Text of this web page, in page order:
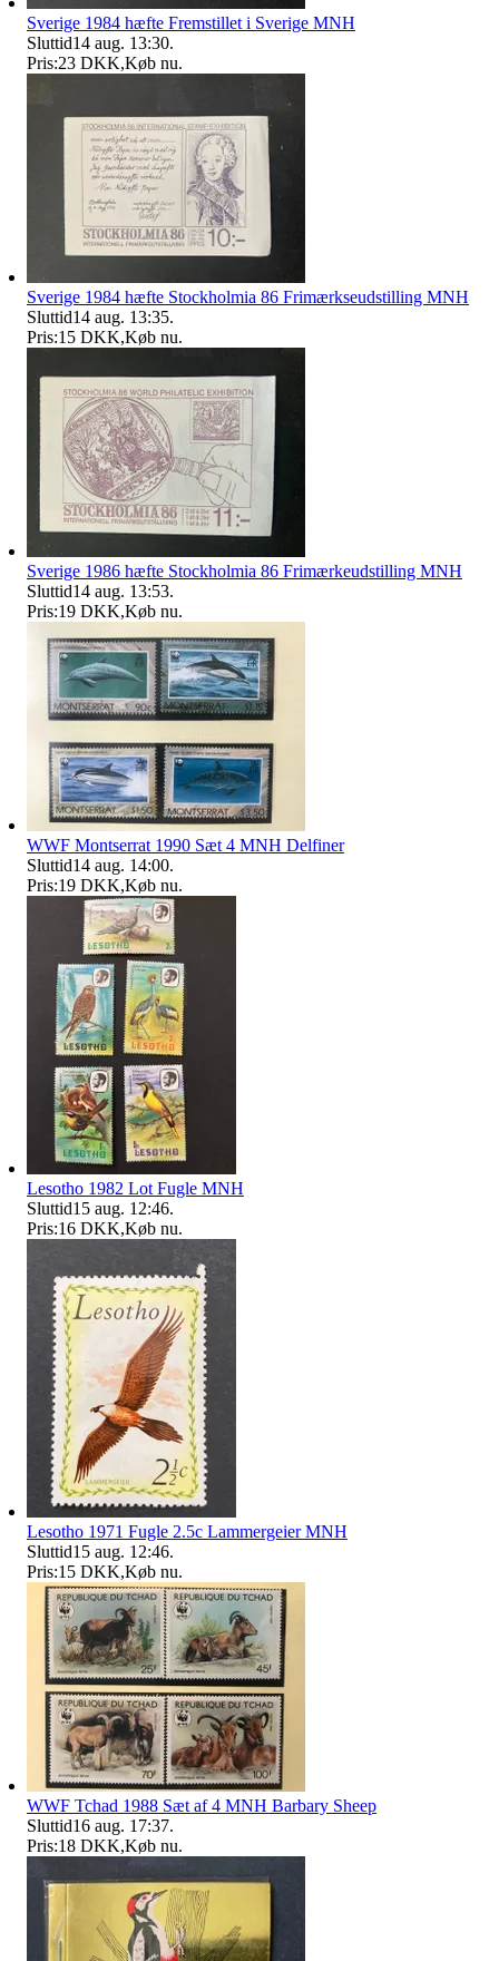
Sverige 1984 hæfte Fremstillet i Sverige MNH
Sluttid14 aug. 13:30.
Pris:23 DKK,Køb nu.
Sverige 1984 hæfte Stockholmia 86 Frimærkseudstilling MNH
Sluttid14 aug. 13:35.
Pris:15 DKK,Køb nu.
Sverige 1986 hæfte Stockholmia 86 Frimærkeudstilling MNH
Sluttid14 aug. 13:53.
Pris:19 DKK,Køb nu.
WWF Montserrat 1990 Sæt 4 MNH Delfiner
Sluttid14 aug. 14:00.
Pris:19 DKK,Køb nu.
Lesotho 1982 Lot Fugle MNH
Sluttid15 aug. 12:46.
Pris:16 DKK,Køb nu.
Lesotho 1971 Fugle 2.5c Lammergeier MNH
Sluttid15 aug. 12:46.
Pris:15 DKK,Køb nu.
WWF Tchad 1988 Sæt af 4 MNH Barbary Sheep
Sluttid16 aug. 17:37.
Pris:18 DKK,Køb nu.